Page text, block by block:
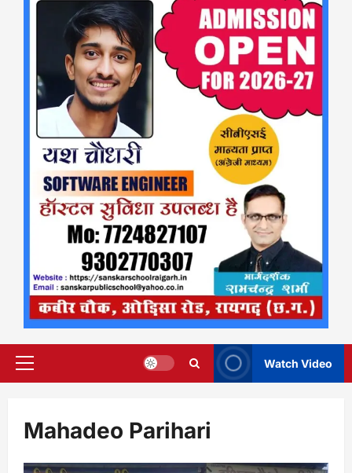
Primary
Watch Video
Mahadeo Parihari